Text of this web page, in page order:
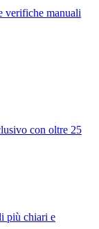
verifiche manuali
con oltre 25
più chiari e